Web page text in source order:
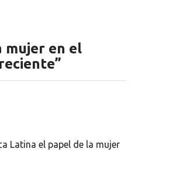
mujer en el
Latina el papel de la mujer